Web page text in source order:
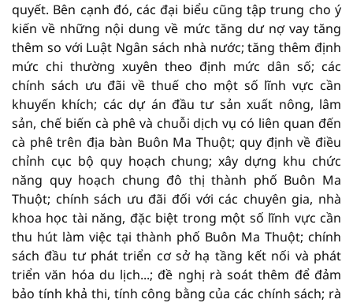
quyết. Bên cạnh đó, các đại biểu cũng tập trung cho ý
kiến về những nội dung về mức tăng dư nợ vay tăng
thêm so với Luật Ngân sách nhà nước; tăng thêm định
mức chi thường xuyên theo định mức dân số; các
chính sách ưu đãi về thuế cho một số lĩnh vực cần
khuyến khích; các dự án đầu tư sản xuất nông, lâm
sản, chế biến cà phê và chuỗi dịch vụ có liên quan đến
cà phê trên địa bàn Buôn Ma Thuột; quy định về điều
chỉnh cục bộ quy hoạch chung; xây dựng khu chức
năng quy hoạch chung đô thị thành phố Buôn Ma
Thuột; chính sách ưu đãi đối với các chuyên gia, nhà
khoa học tài năng, đặc biệt trong một số lĩnh vực cần
thu hút làm việc tại thành phố Buôn Ma Thuột; chính
sách đầu tư phát triển cơ sở hạ tầng kết nối và phát
triển văn hóa du lịch...; đề nghị rà soát thêm để đảm
bảo tính khả thi, tính công bằng của các chính sách; rà